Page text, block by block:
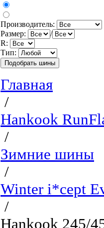
Производитель:
Размер:
/
R:
Тип:
Главная
/
Hankook
/
Зимние шины
/
Winter i*cept
/
Hankook 245/